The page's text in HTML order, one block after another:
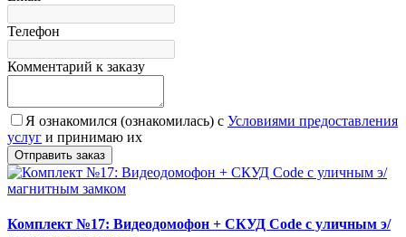
Телефон
Комментарий к заказу
Я ознакомился (ознакомилась) с Условиями предоставления
услуг и принимаю их
Комплект №17: Видеодомофон + СКУД Code с уличным э/